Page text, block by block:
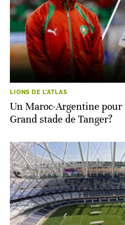
LIONS DE L'ATLAS
Un Maroc-Argentine
Grand stade de Tanger?